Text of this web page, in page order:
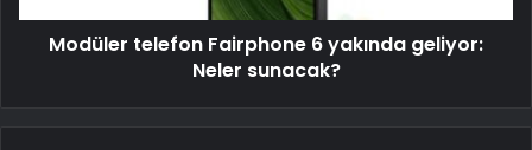
Modüler telefon Fairphone 6 yakında geliyor:
Neler sunacak?